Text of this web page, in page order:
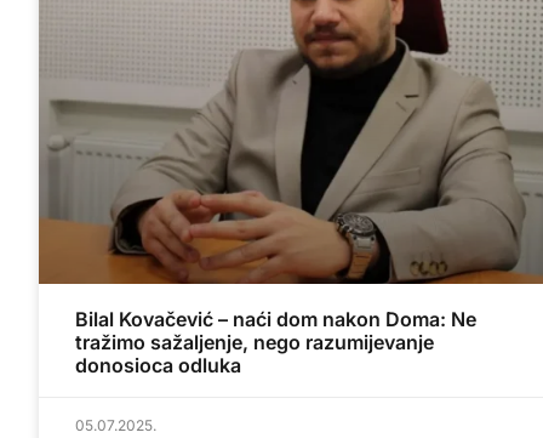
Bilal Kovačević – naći dom nakon Doma: Ne
tražimo sažaljenje, nego razumijevanje
donosioca odluka
05.07.2025.